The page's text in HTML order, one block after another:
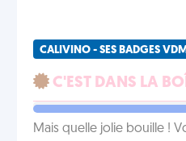
CALIVINO - SES BADGES
C'EST DANS LA
Mais quelle jolie bouille !